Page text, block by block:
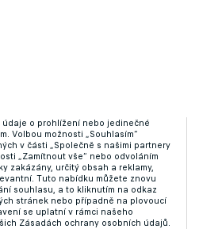
o prohlížení nebo jedinečné
Volbou možnosti „Souhlasím“
v části „Společně s našimi partnery
„Zamítnout vše“ nebo odvoláním
zakázány, určitý obsah a reklamy,
Tuto nabídku můžete znovu
souhlasu, a to kliknutím na odkaz
stránek nebo případně na plovoucí
se uplatní v rámci našeho
Zásadách ochrany osobních údajů.